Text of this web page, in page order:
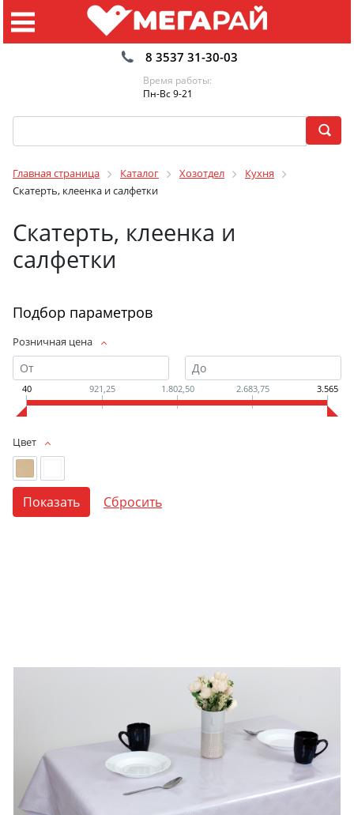
8 3537 31-30-03
Время работы:
Пн-Вс 9-21
Главная страница Каталог Хозотдел
Кухня
Скатерть, клеенка и салфетки
Скатерть, клеенка и
салфетки
Подбор параметров
Розничная цена
40 921,25 1.802,50 2.683,75 3.565
Цвет